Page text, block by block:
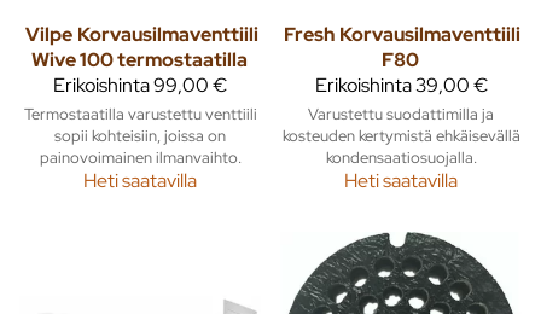
Vilpe Korvausilmaventtiili
Wive 100 termostaatilla
Erikoishinta99,00 €
Termostaatilla varustettu venttiili
sopii kohteisiin, joissa on
painovoimainen ilmanvaihto.
Heti saatavilla
Fresh Korvausilmaventtiili
F80
Erikoishinta39,00 €
Varustettu suodattimilla ja
kosteuden kertymistä ehkäisevällä
kondensaatiosuojalla.
Heti saatavilla